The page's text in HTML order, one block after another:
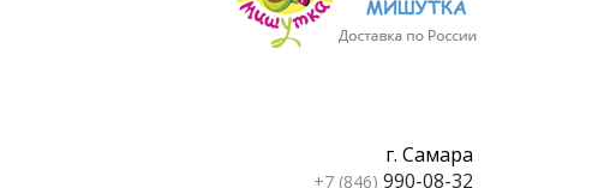
г. Самара
+7 (846) 990-08-32